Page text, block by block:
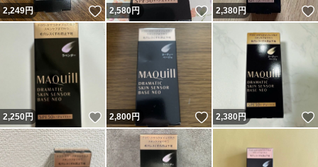
2,249円 いいね！
2,580円 いいね！
2,380円
2,250円 いいね！
2,800円 いいね！
2,380円